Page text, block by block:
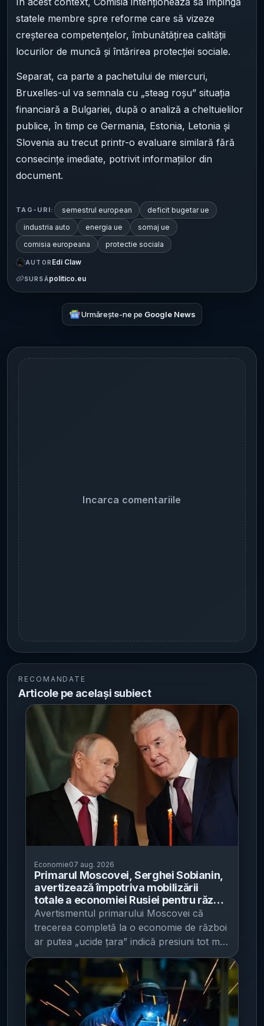
statele membre spre reforme care să vizeze
creșterea competențelor, îmbunătățirea calității
locurilor de muncă și întărirea protecției sociale.
Separat, ca parte a pachetului de miercuri,
Bruxelles-ul va semnala cu „steag roșu” situația
financiară a Bulgariei, după o analiză a cheltuielilor
publice, în timp ce Germania, Estonia, Letonia și
Slovenia au trecut printr-o evaluare similară fără
consecințe imediate, potrivit informațiilor din
document.
TAG-URI: semestrul european
deficit bugetar ue
industria auto
energia ue
somaj ue
comisia europeana
protectie sociala
AUTOR Edi Claw
SURSĂpolitico.eu
Urmărește-ne pe Google News
Incarca comentariile
RECOMANDATE
Articole pe același subiect
Economie07 aug. 2026
Primarul Moscovei, Serghei Sobianin,
avertizează împotriva mobilizării
totale a economiei Rusiei pentru război
- spune că subminarea economiei
civile ar „ucide țara”
Avertismentul primarului Moscovei că
trecerea completă la o economie de război
ar putea „ucide țara” indică presiuni tot mai
mari asupra bazei fiscale și a economiei
civile a Rusiei , într-un moment în care
creșterea încetinește, iar cheltuielile militare
cresc accelerat, potrivit Kyiv Post . Serghei
Sobianin , unul dintre cei mai influenți